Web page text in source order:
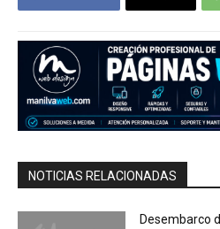
NOTICIAS RELACIONADAS
Desembarco